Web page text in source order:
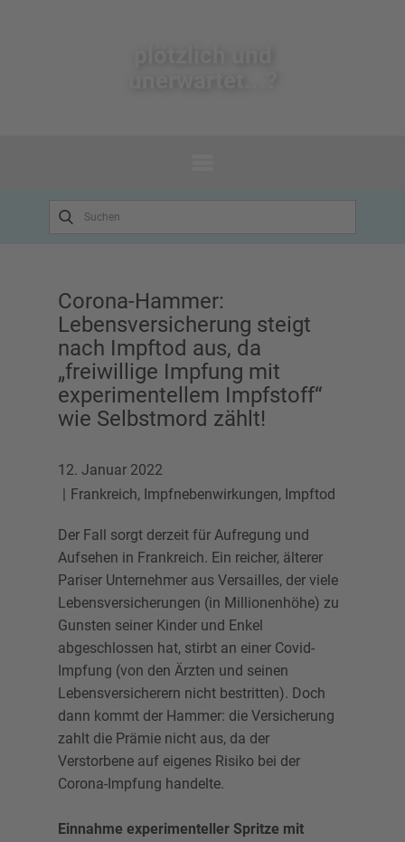
Corona-Hammer:
Lebensversicherung steigt
nach Impftod aus, da
„freiwillige Impfung mit
experimentellem Impfstoff“
wie Selbstmord zählt!
12. Januar 2022
Frankreich, Impfnebenwirkungen, Impftod
Der Fall sorgt derzeit für Aufregung und
Aufsehen in Frankreich. Ein reicher, älterer
Pariser Unternehmer aus Versailles, der viele
Lebensversicherungen (in Millionenhöhe) zu
Gunsten seiner Kinder und Enkel
abgeschlossen hat, stirbt an einer Covid-
Impfung (von den Ärzten und seinen
Lebensversicherern nicht bestritten). Doch
dann kommt der Hammer: die Versicherung
zahlt die Prämie nicht aus, da der
Verstorbene auf eigenes Risiko bei der
Corona-Impfung handelte.
Einnahme experimenteller Spritze mit